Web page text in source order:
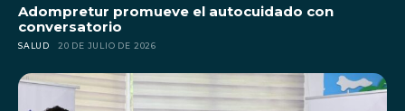
Adompretur promueve el autocuidado con
conversatorio
SALUD 20 DE JULIO DE 2026